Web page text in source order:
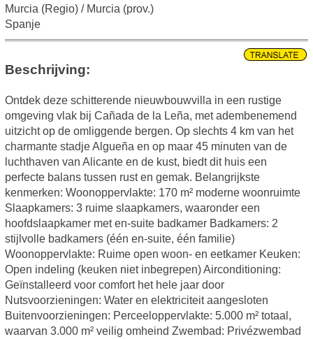
Murcia (Regio) / Murcia (prov.)
Spanje
Beschrijving:
Ontdek deze schitterende nieuwbouwvilla in een rustige
omgeving vlak bij Cañada de la Leña, met adembenemend
uitzicht op de omliggende bergen. Op slechts 4 km van het
charmante stadje Algueña en op maar 45 minuten van de
luchthaven van Alicante en de kust, biedt dit huis een
perfecte balans tussen rust en gemak. Belangrijkste
kenmerken: Woonoppervlakte: 170 m² moderne woonruimte
Slaapkamers: 3 ruime slaapkamers, waaronder een
hoofdslaapkamer met en-suite badkamer Badkamers: 2
stijlvolle badkamers (één en-suite, één familie)
Woonoppervlakte: Ruime open woon- en eetkamer Keuken:
Open indeling (keuken niet inbegrepen) Airconditioning:
Geïnstalleerd voor comfort het hele jaar door
Nutsvoorzieningen: Water en elektriciteit aangesloten
Buitenvoorzieningen: Perceeloppervlakte: 5.000 m² totaal,
waarvan 3.000 m² veilig omheind Zwembad: Privézwembad